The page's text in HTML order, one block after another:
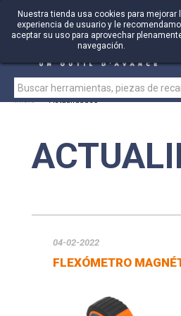
Nuestra tienda usa cookies para mejorar
experiencia de usuario y le
aceptar su uso para aprovechar
navegación.
Inicio > Actualidades
04-02-2022
FLEXÓMETRO